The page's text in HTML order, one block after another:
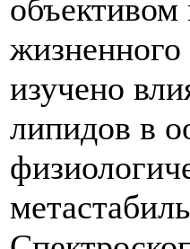
объективом
изучено
липидов в